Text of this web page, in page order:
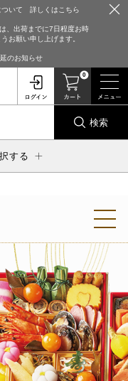
ついて 詳しくはこちら
、出荷までに7日程度お時
お願い申し上げます。
のお知らせ
0
検索
する